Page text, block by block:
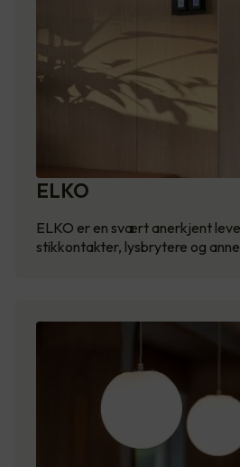
ELKO
ELKO er en svært anerkjent
stikkontakter, lysbrytere og